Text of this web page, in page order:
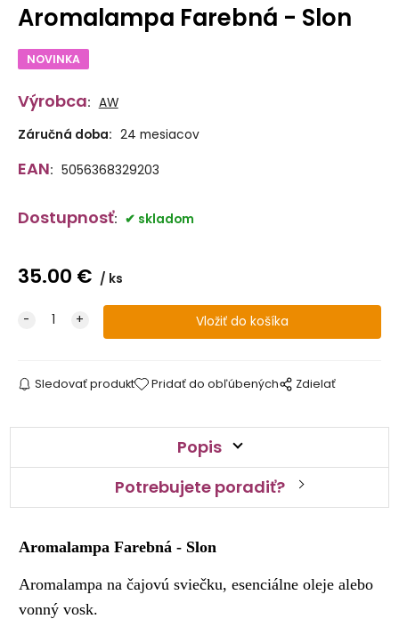
Aromalampa Farebná - Slon
NOVINKA
Výrobca: AW
Záručná doba: 24 mesiacov
EAN: 5056368329203
Dostupnosť: skladom
35.00 € ks
Sledovať produkt Pridať do obľúbených Zdielať
Popis
Potrebujete poradiť?
Aromalampa Farebná - Slon
Aromalampa na čajovú sviečku, esenciálne oleje alebo
vonný vosk.